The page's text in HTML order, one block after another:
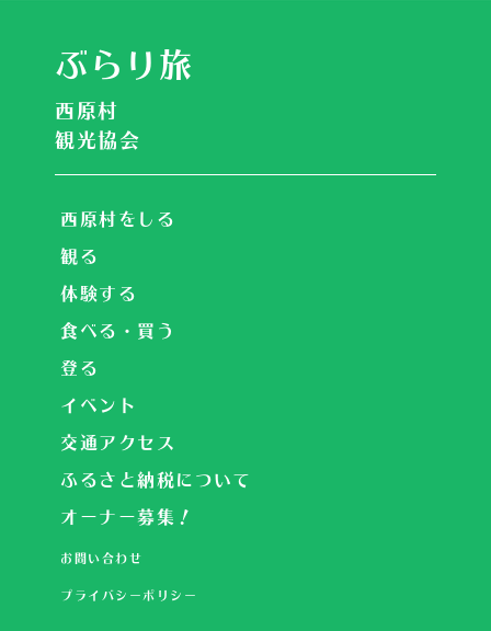
ぶらり旅
西原村
観光協会
西原村をしる
観る
体験する
食べる・買う
登る
イベント
交通アクセス
ふるさと納税について
オーナー募集！
お問い合わせ
プライバシーポリシー